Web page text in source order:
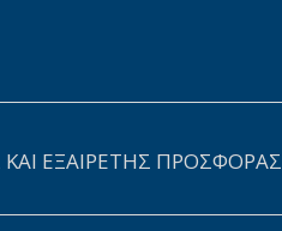
ΕΞΑΙΡΕΤΗΣ ΠΡΟΣΦΟΡΑΣ